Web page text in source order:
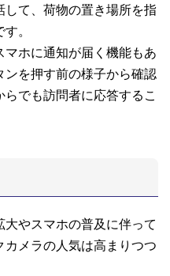
て、荷物の置き場所を指
。
ホに通知が届く機能もあ
ンを押す前の様子から確認
でも訪問者に応答するこ
やスマホの普及に伴って
メラの人気は高まりつつ